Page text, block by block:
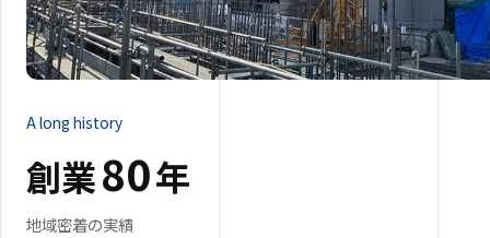
A long history
創業80年
地域密着の実績